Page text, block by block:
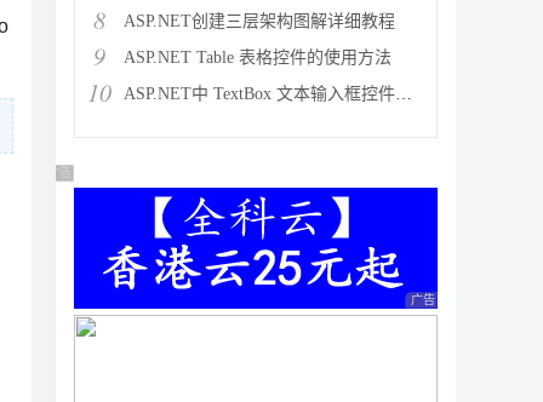
8 ASP.NET创建三层架构图解详细教程
9 ASP.NET Table 表格控件的使用方法
10 ASP.NET中 TextBox 文本输入框控件的使用方法
广告 商业广告，理性选择
广告 商业广告，理性